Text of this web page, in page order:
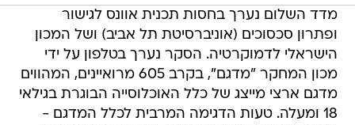
מדד השלום נערך בחסות תכנית אוונס לגישור
ופתרון סכסוכים (אוניברסיטת תל אביב) ושל המכון
הישראלי לדמוקרטיה. הסקר נערך בטלפון על ידי
מכון המחקר "מדגם", בקרב 605 מרואיינים, המהווים
מדגם ארצי מייצג של כלל האוכלוסייה הבוגרת בגילאי
18 ומעלה. טעות הדגימה המרבית לכלל המדגם -